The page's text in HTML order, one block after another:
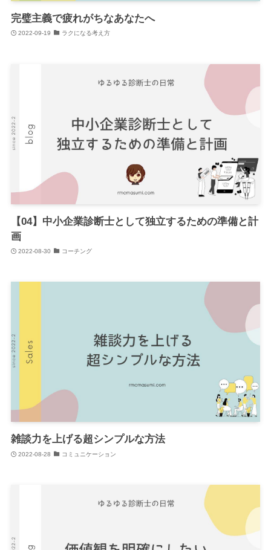
完璧主義で疲れがちなあなたへ
2022-09-19 ラクになる考え方
【04】中小企業診断士として独立するための準備と計
画
2022-08-30 コーチング
雑談力を上げる超シンプルな方法
2022-08-28 コミュニケーション